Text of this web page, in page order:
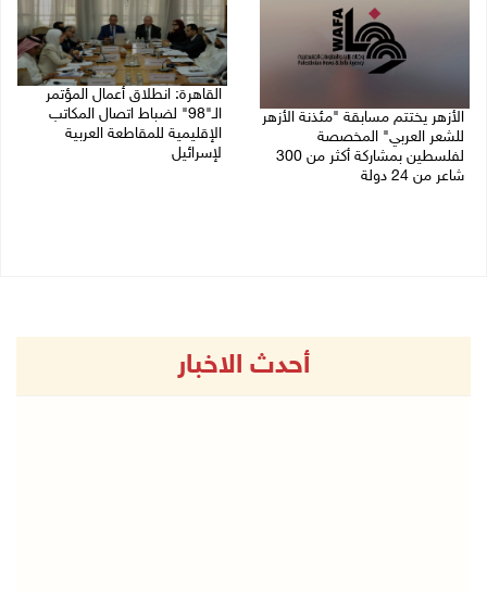
الأزهر يختتم مسابقة "مئذنة الأزهر
للشعر العربي" المخصصة
لفلسطين بمشاركة أكثر من 300
شاعر من 24 دولة
القاهرة: انطلاق أعمال المؤتمر
الـ"98" لضباط اتصال المكاتب
الإقليمية للمقاطعة العربية
لإسرائيل
أحدث الاخبار